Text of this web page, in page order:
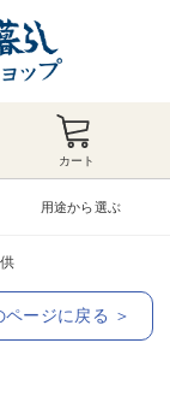
カート
用途から選ぶ
ページに戻る ＞